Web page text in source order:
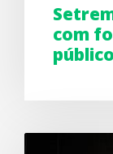
com